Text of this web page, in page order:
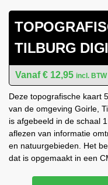
TILBURG
€ 12,95 incl. BTW
Deze topografische kaart
van de omgeving Goirle,
is afgebeeld in de schaal
aflezen van informatie
en natuurgebieden. Het
dat is opgemaakt in een